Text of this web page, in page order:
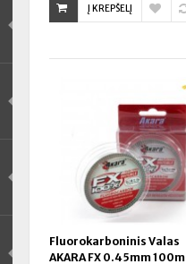
Į KREPŠELĮ
Fluorokarboninis Valas
AKARA FX 0.45mm 100m